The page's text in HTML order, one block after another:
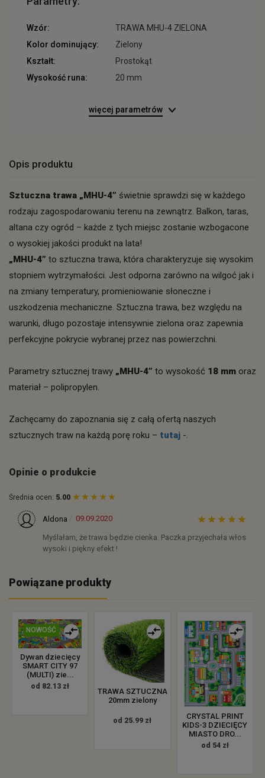
Wzór:
TRAWA MHU-4 ZIELONA
Kolor dominujący:
Zielony
Kształt:
Prostokąt
Wysokość runa:
20 mm
więcej parametrów
Opis produktu
Sztuczna trawa „MHU-4” świetnie sprawdzi się w każdego
rodzaju zagospodarowaniu terenu na zewnątrz. Balkon, taras,
altana czy ogród – każde z tych miejsc zostanie wzbogacone
o wysokiej jakości produkt na lata!
„MHU-4” to sztuczna trawa, która charakteryzuje się wysokim
stopniem wytrzymałości. Jest odporna zarówno na wilgoć jak i
na zmiany temperatury, promieniowanie słoneczne i
uszkodzenia mechaniczne. Sztuczna trawa, bez względu na
warunki, długo pozostaje intensywnie zielona oraz zapewnia
perfekcyjne pokrycie wybranej przez nas powierzchni.
Parametry sztucznej trawy „MHU-4” to wysokość 18 mm oraz
materiał – polipropylen.
Zachęcamy do zapoznania się z całą ofertą naszych
sztucznych traw na każdą porę roku – tutaj -.
Opinie o produkcie
Średnia ocen: 5.00
Aldona 09.09.2020
Myślałam, że trawa będzie cienka. Paczka przyjechała włos
wysoki i piękny efekt !
Powiązane produkty
NOWOŚĆ
Dywan dziecięcy
SMART CITY 97
(MULTI) zie...
od 82.13 zł
TRAWA SZTUCZNA
20mm zielony
od 25.99 zł
CRYSTAL PRINT
KIDS-3 DZIECIĘCY
MIASTO DRO...
od 54 zł